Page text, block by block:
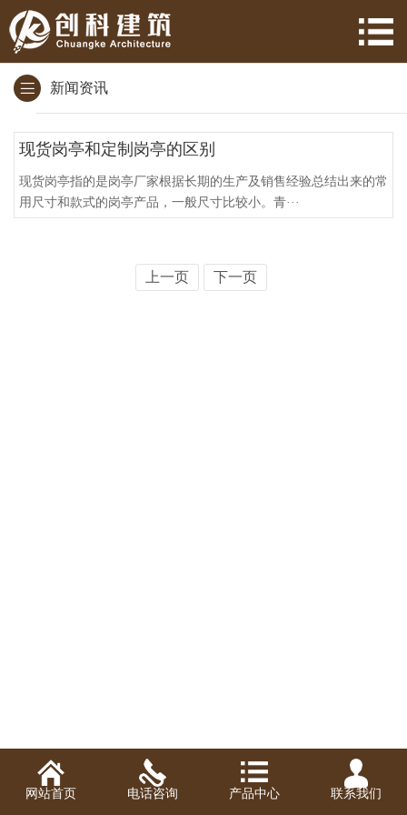
新闻资讯
现货岗亭和定制岗亭的区别
现货岗亭指的是岗亭厂家根据长期的生产及销售经验总结出来的常
用尺寸和款式的岗亭产品，一般尺寸比较小。青···
上一页 下一页
网站首页 电话咨询 产品中心 联系我们